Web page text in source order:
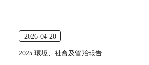
2026-04-20
2025 環境、社會及管治報告